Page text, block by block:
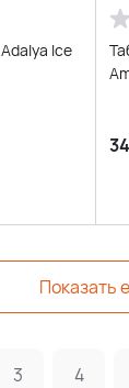
Ice
Показать
3 4